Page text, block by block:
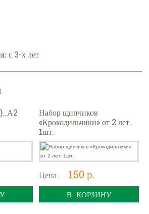
с 3-х лет
Набор щипчиков
«Крокодильчики» от 2 лет.
1шт.
Цена: 150 р.
В КОРЗИНУ